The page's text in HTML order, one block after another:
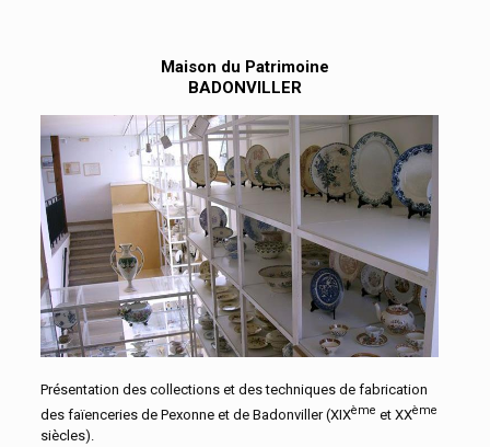
Maison du Patrimoine
BADONVILLER
Présentation des collections et des techniques de fabrication
des faïenceries de Pexonne et de Badonviller (XIXème et XXème
siècles).